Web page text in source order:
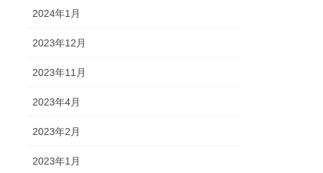
2024年1月
2023年12月
2023年11月
2023年4月
2023年2月
2023年1月